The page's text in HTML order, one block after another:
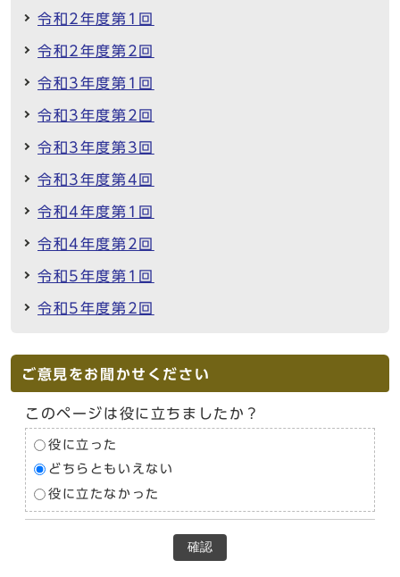
令和2年度第1回
令和2年度第2回
令和3年度第1回
令和3年度第2回
令和3年度第3回
令和3年度第4回
令和4年度第1回
令和4年度第2回
令和5年度第1回
令和5年度第2回
ご意見をお聞かせください
このページは役に立ちましたか？
役に立った
どちらともいえない
役に立たなかった
確認